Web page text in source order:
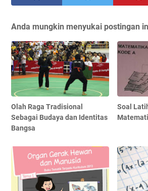
Anda mungkin menyukai postingan
Olah Raga Tradisional
Sebagai Budaya dan Identitas
Bangsa
Soal